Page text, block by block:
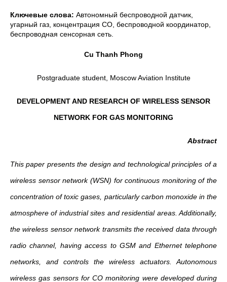
Ключевые слова: Автономный беспроводной датчик,
угарный газ, концентрация СО, беспроводной координатор,
беспроводная сенсорная сеть.
Cu Thanh Phong
Postgraduate student, Moscow Aviation Institute
DEVELOPMENT AND RESEARCH OF WIRELESS SENSOR
NETWORK FOR GAS MONITORING
Abstract
This paper presents the design and technological principles of a
wireless sensor network (WSN) for continuous monitoring of the
concentration of toxic gases, particularly carbon monoxide in the
atmosphere of industrial sites and residential areas. Additionally,
the wireless sensor network transmits the received data through
radio channel, having access to GSM and Ethernet telephone
networks, and controls the wireless actuators. Autonomous
wireless gas sensors for CO monitoring were developed during